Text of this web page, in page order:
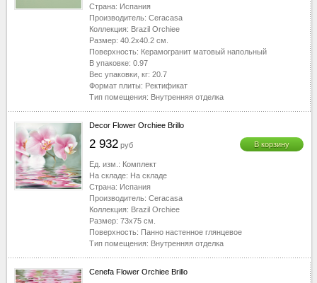
Страна: Испания
Производитель: Ceracasa
Коллекция: Brazil Orchiee
Размер: 40.2x40.2 см.
Поверхность: Керамогранит матовый напольный
В упаковке: 0.97
Вес упаковки, кг: 20.7
Формат плиты: Ректификат
Тип помещения: Внутренняя отделка
Decor Flower Orchiee Brillo
2 932 руб В корзину
Ед. изм.: Комплект
На складе: На складе
Страна: Испания
Производитель: Ceracasa
Коллекция: Brazil Orchiee
Размер: 73x75 см.
Поверхность: Панно настенное глянцевое
Тип помещения: Внутренняя отделка
Cenefa Flower Orchiee Brillo